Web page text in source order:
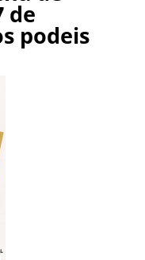
de
podeis